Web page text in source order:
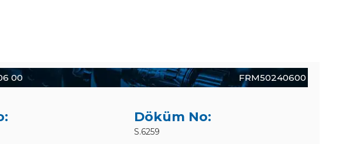
00 FRM50240600
Döküm No:
S.6259